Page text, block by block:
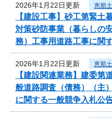
2026年1月22日更新 恵那
【建設工事】砂工第緊
対策砂防事業（暮らしの
務）工事用道路工事に関
2026年1月22日更新 恵那
【建設関連業務】建委
般道路調査（債務）（
に関する一般競争入札公